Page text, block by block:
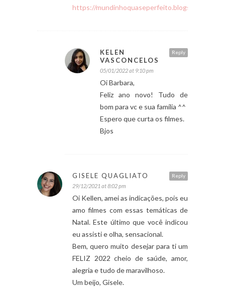
https://mundinhoquaseperfeito.blogspot.com
Reply
KELEN
VASCONCELOS
05/01/2022 at 9:10 pm
Oi Barbara,
Feliz ano novo! Tudo de
bom para vc e sua família ^^
Espero que curta os filmes.
Bjos
Reply
GISELE QUAGLIATO
29/12/2021 at 8:02 pm
Oi Kellen, amei as indicações, pois eu
amo filmes com essas temáticas de
Natal. Este último que você indicou
eu assisti e olha, sensacional.
Bem, quero muito desejar para ti um
FELIZ 2022 cheio de saúde, amor,
alegria e tudo de maravilhoso.
Um beijo, Gisele.